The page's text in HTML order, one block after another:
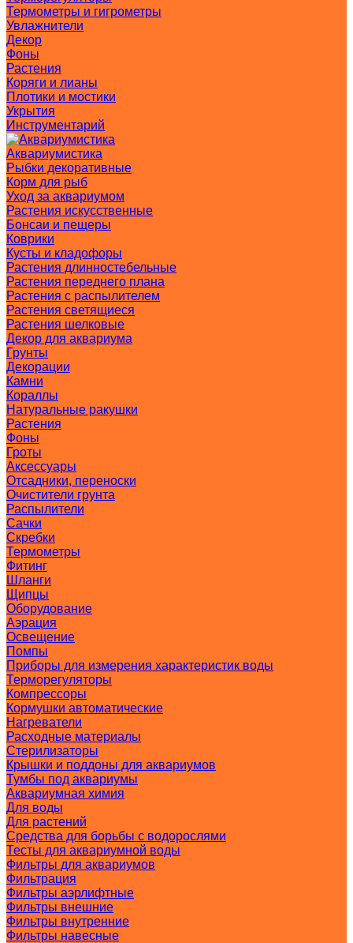
Термометры и гигрометры
Увлажнители
Декор
Фоны
Растения
Коряги и лианы
Плотики и мостики
Укрытия
Инструментарий
Аквариумистика
Рыбки декоративные
Корм для рыб
Уход за аквариумом
Растения искусственные
Бонсаи и пещеры
Коврики
Кусты и кладофоры
Растения длинностебельные
Растения переднего плана
Растения с распылителем
Растения светящиеся
Растения шелковые
Декор для аквариума
Грунты
Декорации
Камни
Кораллы
Натуральные ракушки
Растения
Фоны
Гроты
Аксессуары
Отсадники, переноски
Очистители грунта
Распылители
Сачки
Скребки
Термометры
Фитинг
Шланги
Щипцы
Оборудование
Аэрация
Освещение
Помпы
Приборы для измерения характеристик воды
Терморегуляторы
Компрессоры
Кормушки автоматические
Нагреватели
Расходные материалы
Стерилизаторы
Крышки и поддоны для аквариумов
Тумбы под аквариумы
Аквариумная химия
Для воды
Для растений
Средства для борьбы с водорослями
Тесты для аквариумной воды
Фильтры для аквариумов
Фильтрация
Фильтры аэрлифтные
Фильтры внешние
Фильтры внутренние
Фильтры навесные